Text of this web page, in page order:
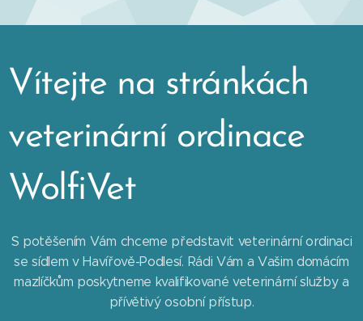
Vítejte na stránkách
veterinární ordinace
WolfiVet
S potěšením Vám chceme představit veterinární ordinaci
se sídlem v Havířově-Podlesí. Rádi Vám a Vašim domácím
mazlíčkům poskytneme kvalifikované veterinární služby a
přívětivý osobní přístup.